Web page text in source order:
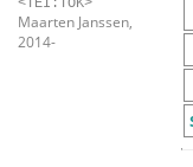
<TEI:TOK>
Maarten Janssen,
2014-